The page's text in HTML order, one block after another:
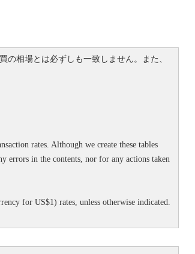
相場とは必ずしも一致しません。また、
rates. Although we create these tables
errors in the contents, nor for any actions taken
for US$1) rates, unless otherwise indicated.